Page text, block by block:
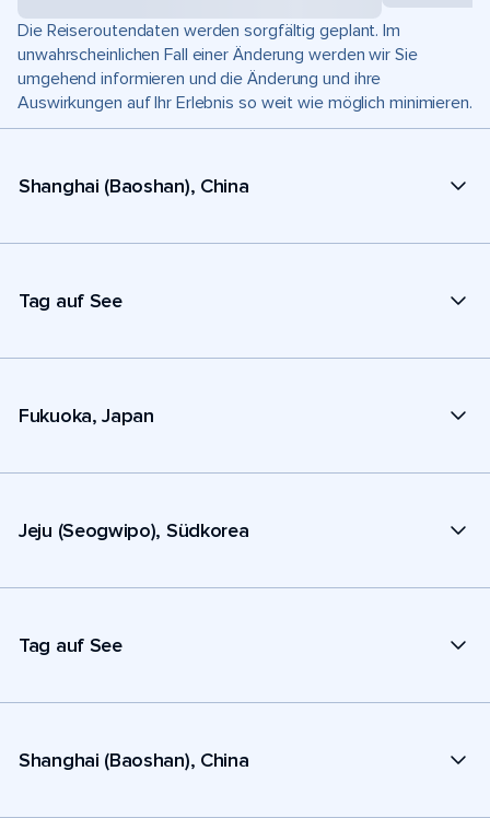
Die Reiseroutendaten werden sorgfältig geplant. Im
unwahrscheinlichen Fall einer Änderung werden wir Sie
umgehend informieren und die Änderung und ihre
Auswirkungen auf Ihr Erlebnis so weit wie möglich minimieren.
Shanghai (Baoshan), China
Tag auf See
Fukuoka, Japan
Jeju (Seogwipo), Südkorea
Tag auf See
Shanghai (Baoshan), China